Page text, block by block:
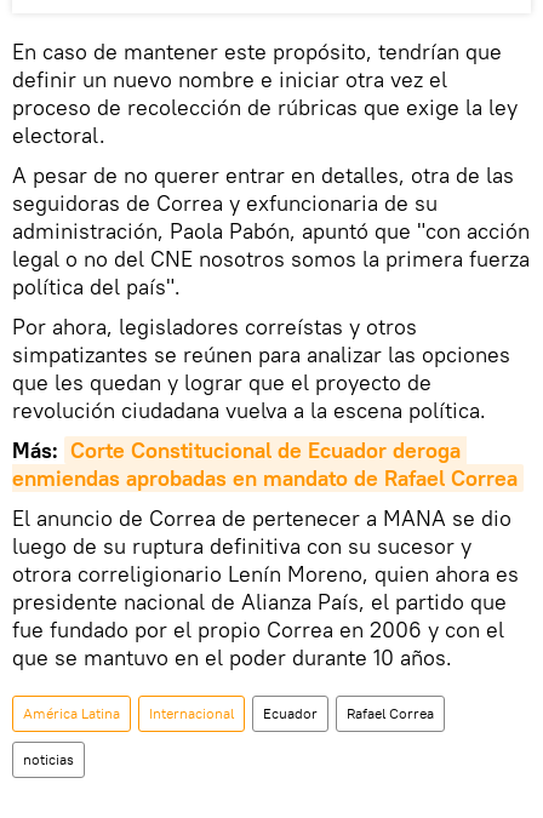
En caso de mantener este propósito, tendrían que
definir un nuevo nombre e iniciar otra vez el
proceso de recolección de rúbricas que exige la ley
electoral.
A pesar de no querer entrar en detalles, otra de las
seguidoras de Correa y exfuncionaria de su
administración, Paola Pabón, apuntó que "con acción
legal o no del CNE nosotros somos la primera fuerza
política del país".
Por ahora, legisladores correístas y otros
simpatizantes se reúnen para analizar las opciones
que les quedan y lograr que el proyecto de
revolución ciudadana vuelva a la escena política.
Más: Corte Constitucional de Ecuador deroga
enmiendas aprobadas en mandato de Rafael Correa
El anuncio de Correa de pertenecer a MANA se dio
luego de su ruptura definitiva con su sucesor y
otrora correligionario Lenín Moreno, quien ahora es
presidente nacional de Alianza País, el partido que
fue fundado por el propio Correa en 2006 y con el
que se mantuvo en el poder durante 10 años.
América Latina Internacional Ecuador Rafael Correa
noticias